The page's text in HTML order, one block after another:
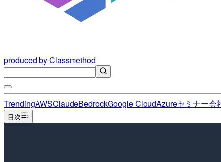
produced by Classmethod
TrendingAWSClaudeBedrockGoogle CloudAzureセミナー会
目次